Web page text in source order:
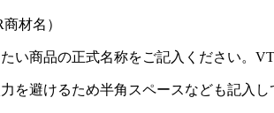
材名）
い商品の正式名称をご記入ください。
を避けるため半角スペースなども記入